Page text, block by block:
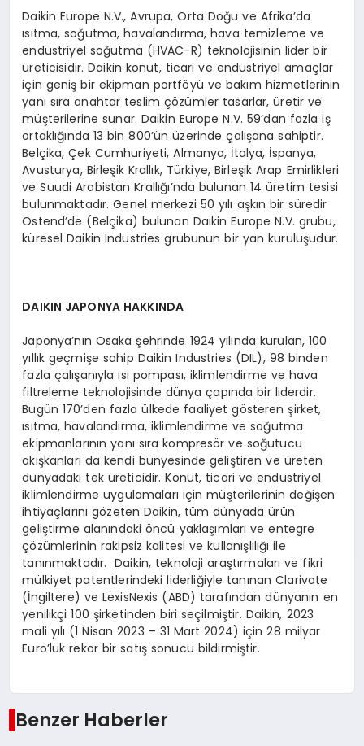
Daikin Europe N.V., Avrupa, Orta Doğu ve Afrika’da
ısıtma, soğutma, havalandırma, hava temizleme ve
endüstriyel soğutma (HVAC-R) teknolojisinin lider bir
üreticisidir. Daikin konut, ticari ve endüstriyel amaçlar
için geniş bir ekipman portföyü ve bakım hizmetlerinin
yanı sıra anahtar teslim çözümler tasarlar, üretir ve
müşterilerine sunar. Daikin Europe N.V. 59‘dan fazla iş
ortaklığında 13 bin 800’ün üzerinde çalışana sahiptir.
Belçika, Çek Cumhuriyeti, Almanya, İtalya, İspanya,
Avusturya, Birleşik Krallık, Türkiye, Birleşik Arap Emirlikleri
ve Suudi Arabistan Krallığı’nda bulunan 14 üretim tesisi
bulunmaktadır. Genel merkezi 50 yılı aşkın bir süredir
Ostend’de (Belçika) bulunan Daikin Europe N.V. grubu,
küresel Daikin Industries grubunun bir yan kuruluşudur.
DAIKIN JAPONYA HAKKINDA
Japonya’nın Osaka şehrinde 1924 yılında kurulan, 100
yıllık geçmişe sahip Daikin Industries (DIL), 98 binden
fazla çalışanıyla ısı pompası, iklimlendirme ve hava
filtreleme teknolojisinde dünya çapında bir liderdir.
Bugün 170’den fazla ülkede faaliyet gösteren şirket,
ısıtma, havalandırma, iklimlendirme ve soğutma
ekipmanlarının yanı sıra kompresör ve soğutucu
akışkanları da kendi bünyesinde geliştiren ve üreten
dünyadaki tek üreticidir. Konut, ticari ve endüstriyel
iklimlendirme uygulamaları için müşterilerinin değişen
ihtiyaçlarını gözeten Daikin, tüm dünyada ürün
geliştirme alanındaki öncü yaklaşımları ve entegre
çözümlerinin rakipsiz kalitesi ve kullanışlılığı ile
tanınmaktadır. Daikin, teknoloji araştırmaları ve fikri
mülkiyet patentlerindeki liderliğiyle tanınan Clarivate
(İngiltere) ve LexisNexis (ABD) tarafından dünyanın en
yenilikçi 100 şirketinden biri seçilmiştir. Daikin, 2023
mali yılı (1 Nisan 2023 – 31 Mart 2024) için 28 milyar
Euro’luk rekor bir satış sonucu bildirmiştir.
Benzer Haberler